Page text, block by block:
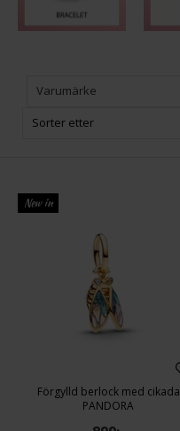
Varumärke
Sorter etter
New in
Förgylld berlock med cikada
PANDORA